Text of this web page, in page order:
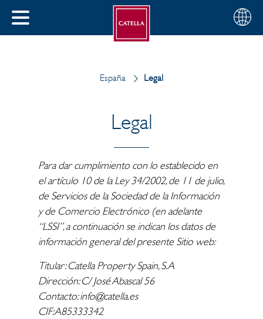
CERRAR
su
Español
España Legal
Legal
Para dar cumplimiento con lo establecido en
el artículo 10 de la Ley 34/2002, de 11 de julio,
de Servicios de la Sociedad de la Información
y de Comercio Electrónico (en adelante
“LSSI”, a continuación se indican los datos de
información general del presente Sitio web:
Titular: Catella Property Spain, S.A
Dirección: C/ José Abascal 56
Contacto: info@catella.es
CIF: A85333342